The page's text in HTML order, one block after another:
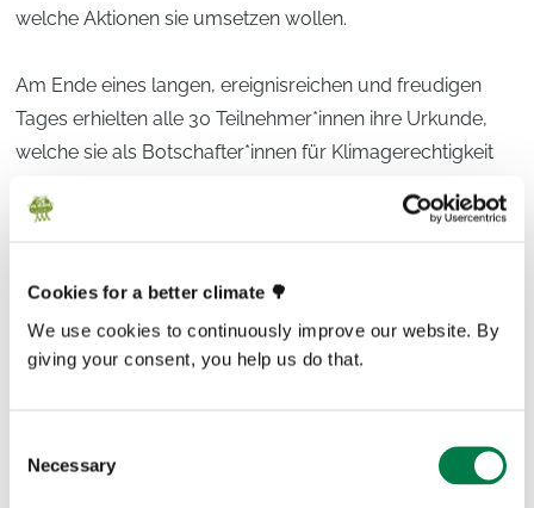
Cookies for a better climate 🌳
We use cookies to continuously improve our website. By
giving your consent, you help us do that.
Selection
Necessary
welche Aktionen sie umsetzen wollen.
Am Ende eines langen, ereignisreichen und freudigen
Tages erhielten alle 30 Teilnehmer*innen ihre Urkunde,
welche sie als Botschafter*innen für Klimagerechtigkeit
Neben den vielen Erfahrungen und neuen Erkenntnissen,
Klimagerechtigkeit ihre Botschafter*innen-Taschen mit
vielen Informationen sowie einer Tafel
„Die Gute
Schokolade“mit nach Hause.